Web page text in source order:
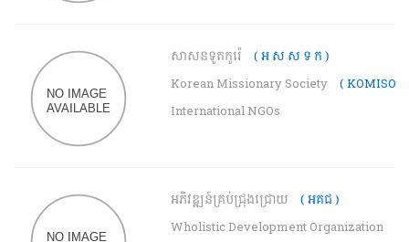
សាសនទូតកូរ៉េ ( អ ស ស ទ ក )
Korean Missionary Society ( KOMISO )
International NGOs
អភិវឌ្ឍន៍គ្រប់ជ្រុងជ្រោយ ( អគជ )
Wholistic Development Organization